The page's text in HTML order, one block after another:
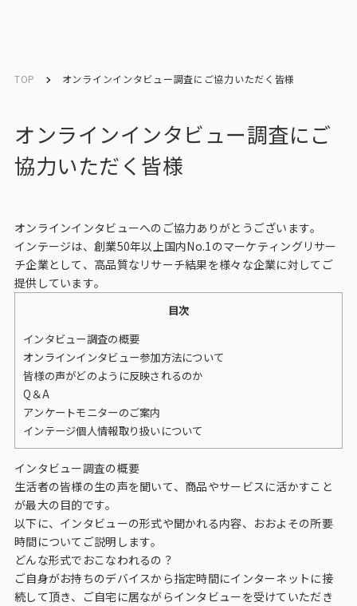
トップ
インテージの強み
会社情報
会社概要・所在地
ビジョン
社長メッセージ
役員紹介
沿革
多様性・ダイバーシティへの取り組み
ニュース・メディア掲載
ソリューション／サービス
TOP オンラインインタビュー調査にご協力いただく皆様
オンラインインタビュー調査にご
協力いただく皆様
オンラインインタビューへのご協力ありがとうございます。
インテージは、創業50年以上国内No.1のマーケティングリサー
チ企業として、高品質なリサーチ結果を様々な企業に対してご
提供しています。
目次
インタビュー調査の概要
オンラインインタビュー参加方法について
皆様の声がどのように反映されるのか
Q＆A
アンケートモニターのご案内
インテージ個人情報取り扱いについて
インタビュー調査の概要
生活者の皆様の生の声を聞いて、商品やサービスに活かすこと
が最大の目的です。
以下に、インタビューの形式や聞かれる内容、おおよその所要
時間についてご説明します。
どんな形式でおこなわれるの？
ご自身がお持ちのデバイスから指定時間にインターネットに接
続して頂き、ご自宅に居ながらインタビューを受けていただき